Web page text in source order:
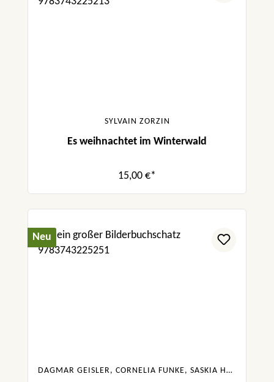
SYLVAIN ZORZIN
Es weihnachtet im Winterwald
15,00 €*
Neu
DAGMAR GEISLER, CORNELIA FUNKE, SASKIA HULA, JULIA BOEHME, URSULA POZNANSKI, SABINE BOHLMANN